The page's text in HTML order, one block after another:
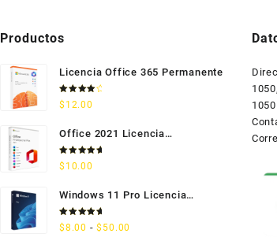
Productos
Licencia Office 365 Permanente
Valorado
con4.33
$ 12.00
Office 2021 Licencia
Permanente
Valorado
con 5.00
$ 10.00
Windows 11 Pro Licencia
Permanente
Valorado
con5.00
$8.00 - $ 50.00
1050